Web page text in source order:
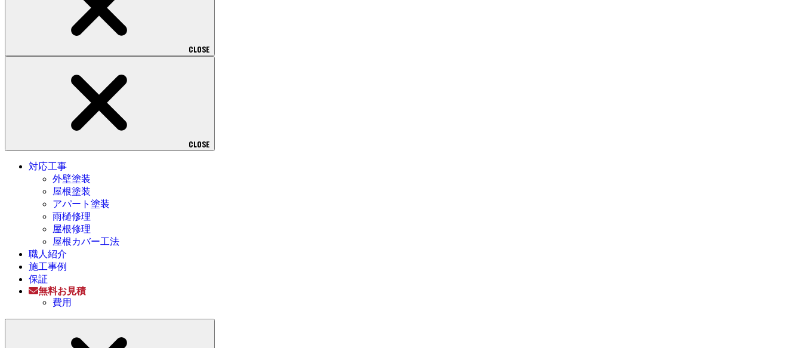
CLOSE
CLOSE
対応工事
外壁塗装
屋根塗装
アパート塗装
雨樋修理
屋根修理
屋根カバー工法
職人紹介
施工事例
保証
無料お見積
費用